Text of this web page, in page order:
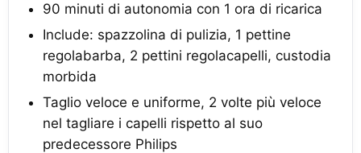
90 minuti di autonomia con 1 ora di ricarica
Include: spazzolina di pulizia, 1 pettine
regolabarba, 2 pettini regolacapelli, custodia
morbida
Taglio veloce e uniforme, 2 volte più veloce
nel tagliare i capelli rispetto al suo
predecessore Philips